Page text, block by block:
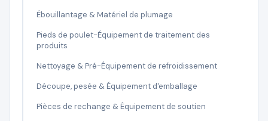
Ébouillantage & Matériel de plumage
Pieds de poulet-Équipement de traitement des
produits
Nettoyage & Pré-Équipement de refroidissement
Découpe, pesée & Équipement d'emballage
Pièces de rechange & Équipement de soutien